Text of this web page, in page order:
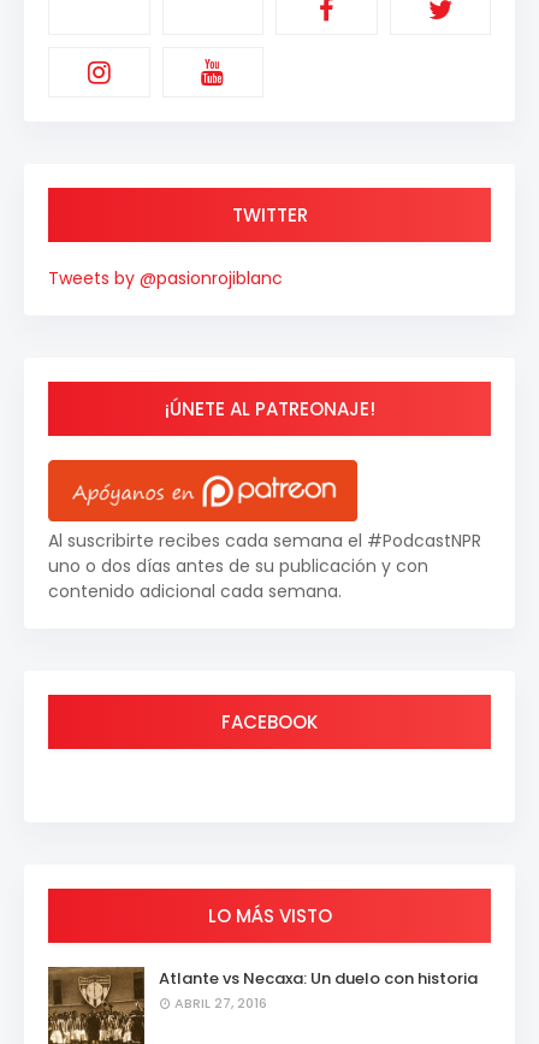
TWITTER
Tweets by @pasionrojiblanc
¡ÚNETE AL PATREONAJE!
Al suscribirte recibes cada semana el #PodcastNPR
uno o dos días antes de su publicación y con
contenido adicional cada semana.
FACEBOOK
LO MÁS VISTO
Atlante vs Necaxa: Un duelo con historia
ABRIL 27, 2016